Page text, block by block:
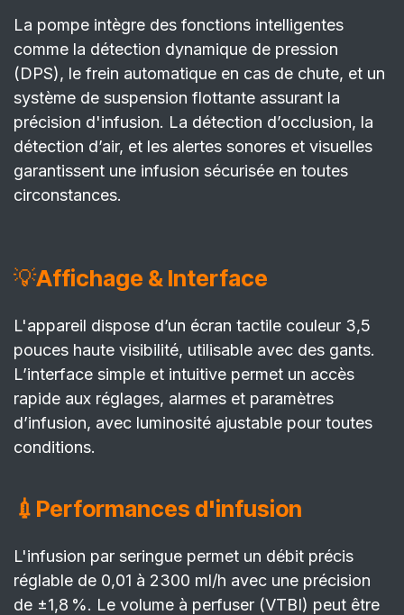
La pompe intègre des fonctions intelligentes
comme la détection dynamique de pression
(DPS), le frein automatique en cas de chute, et un
système de suspension flottante assurant la
précision d'infusion. La détection d’occlusion, la
détection d’air, et les alertes sonores et visuelles
garantissent une infusion sécurisée en toutes
circonstances.
💡Affichage & Interface
L'appareil dispose d’un écran tactile couleur 3,5
pouces haute visibilité, utilisable avec des gants.
L’interface simple et intuitive permet un accès
rapide aux réglages, alarmes et paramètres
d’infusion, avec luminosité ajustable pour toutes
conditions.
💉Performances d'infusion
L'infusion par seringue permet un débit précis
réglable de 0,01 à 2300 ml/h avec une précision
de ±1,8 %. Le volume à perfuser (VTBI) peut être